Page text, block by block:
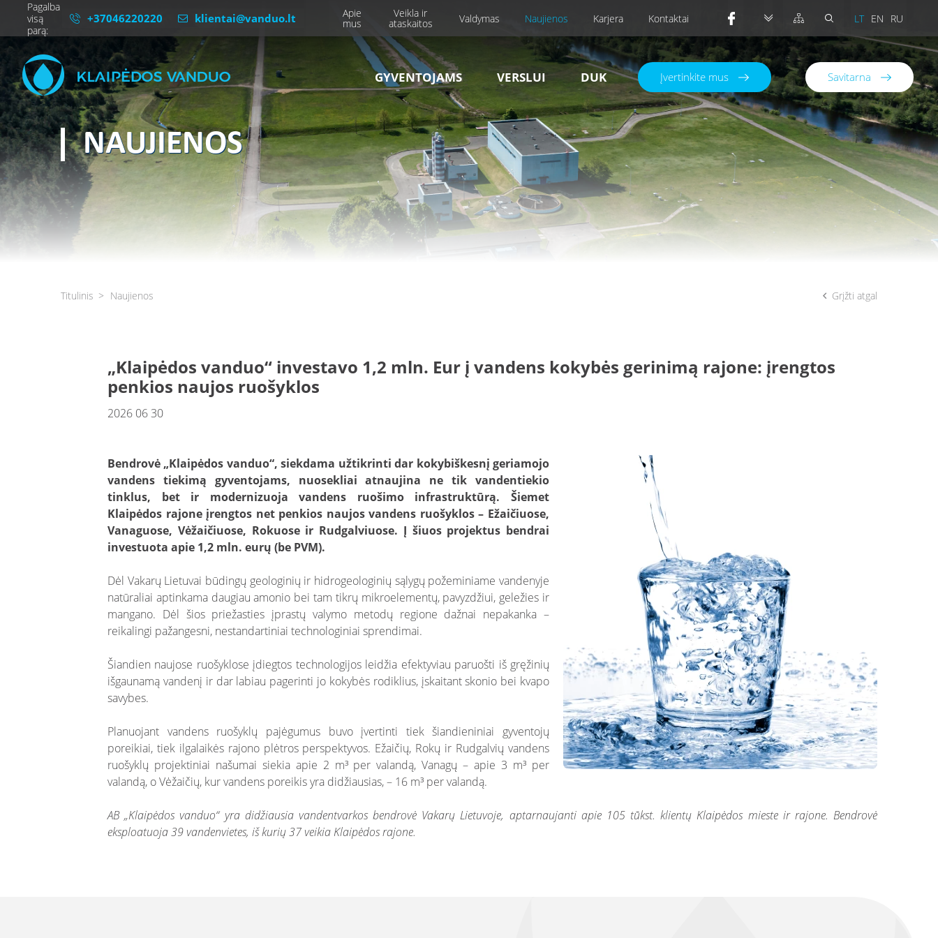
Pagalba
visą
parą:
+37046220220 klientai@vanduo.lt Apie
mus
Veikla ir
ataskaitos Valdymas Naujienos Karjera Kontaktai LT EN RU
GYVENTOJAMS VERSLUI DUK Įvertinkite mus Savitarna
NAUJIENOS
Titulinis Naujienos Grįžti atgal
„Klaipėdos vanduo“ investavo 1,2 mln. Eur į vandens kokybės gerinimą rajone: įrengtos
penkios naujos ruošyklos
2026 06 30
Bendrovė „Klaipėdos vanduo“, siekdama užtikrinti dar kokybiškesnį geriamojo
vandens tiekimą gyventojams, nuosekliai atnaujina ne tik vandentiekio
tinklus, bet ir modernizuoja vandens ruošimo infrastruktūrą. Šiemet
Klaipėdos rajone įrengtos net penkios naujos vandens ruošyklos – Ežaičiuose,
Vanaguose, Vėžaičiuose, Rokuose ir Rudgalviuose. Į šiuos projektus bendrai
investuota apie 1,2 mln. eurų (be PVM).
Dėl Vakarų Lietuvai būdingų geologinių ir hidrogeologinių sąlygų požeminiame vandenyje
natūraliai aptinkama daugiau amonio bei tam tikrų mikroelementų, pavyzdžiui, geležies ir
mangano. Dėl šios priežasties įprastų valymo metodų regione dažnai nepakanka –
reikalingi pažangesni, nestandartiniai technologiniai sprendimai.
Šiandien naujose ruošyklose įdiegtos technologijos leidžia efektyviau paruošti iš gręžinių
išgaunamą vandenį ir dar labiau pagerinti jo kokybės rodiklius, įskaitant skonio bei kvapo
savybes.
Planuojant vandens ruošyklų pajėgumus buvo įvertinti tiek šiandieniniai gyventojų
poreikiai, tiek ilgalaikės rajono plėtros perspektyvos. Ežaičių, Rokų ir Rudgalvių vandens
ruošyklų projektiniai našumai siekia apie 2 m³ per valandą, Vanagų – apie 3 m³ per
valandą, o Vėžaičių, kur vandens poreikis yra didžiausias, – 16 m³ per valandą.
AB „Klaipėdos vanduo“ yra didžiausia vandentvarkos bendrovė Vakarų Lietuvoje, aptarnaujanti apie 105 tūkst. klientų Klaipėdos mieste ir rajone. Bendrovė
eksploatuoja 39 vandenvietes, iš kurių 37 veikia Klaipėdos rajone.